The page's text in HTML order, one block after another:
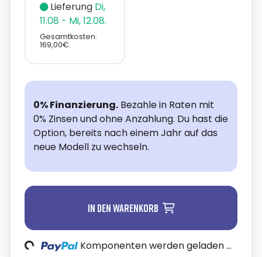
Lieferung Di,
11.08 - Mi, 12.08.
Gesamtkosten:
169,00€.
0% Finanzierung. Bezahle in Raten mit
0% Zinsen und ohne Anzahlung. Du hast die
Option, bereits nach einem Jahr auf das
neue Modell zu wechseln.
In den Warenkorb
Loading... Komponenten werden geladen ...